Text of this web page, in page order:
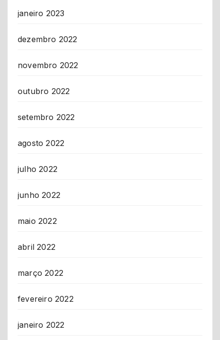
janeiro 2023
dezembro 2022
novembro 2022
outubro 2022
setembro 2022
agosto 2022
julho 2022
junho 2022
maio 2022
abril 2022
março 2022
fevereiro 2022
janeiro 2022